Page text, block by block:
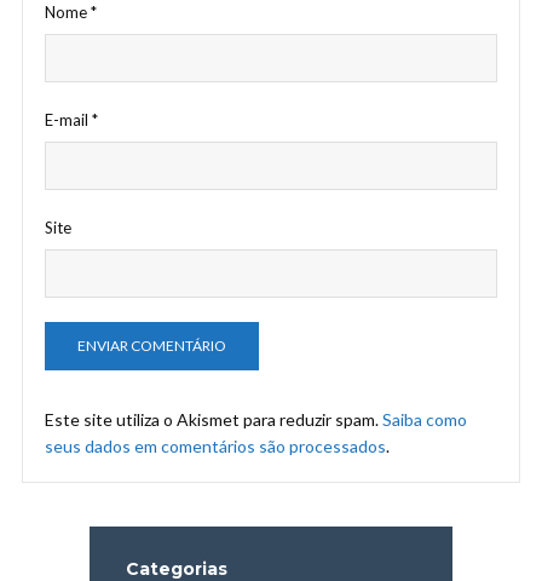
Nome*
E-mail *
Site
Este site utiliza o Akismet para reduzir spam.Saiba como
seus dados em comentários são processados.
Categorias